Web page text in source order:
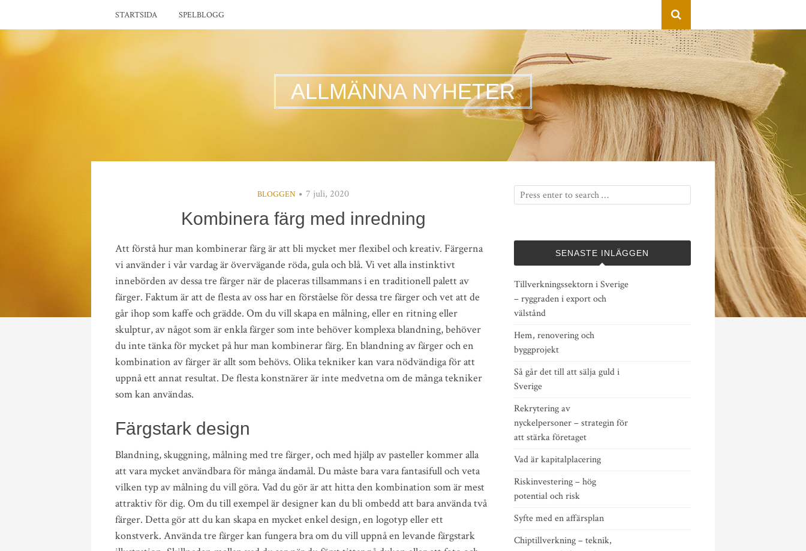
STARTSIDA SPELBLOGG
ALLMÄNNA NYHETER
BLOGGEN 7 juli, 2020
Kombinera färg med inredning
Att förstå hur man kombinerar färg är att bli mycket mer flexibel och kreativ. Färgerna
vi använder i vår vardag är övervägande röda, gula och blå. Vi vet alla instinktivt
innebörden av dessa tre färger när de placeras tillsammans i en traditionell palett av
färger. Faktum är att de flesta av oss har en förståelse för dessa tre färger och vet att de
går ihop som kaffe och grädde. Om du vill skapa en målning, eller en ritning eller
skulptur, av något som är enkla färger som inte behöver komplexa blandning, behöver
du inte tänka för mycket på hur man kombinerar färg. En blandning av färger och en
kombination av färger är allt som behövs. Olika tekniker kan vara nödvändiga för att
uppnå ett annat resultat. De flesta konstnärer är inte medvetna om de många tekniker
som kan användas.
Färgstark design
Blandning, skuggning, målning med tre färger, och med hjälp av pasteller kommer alla
att vara mycket användbara för många ändamål. Du måste bara vara fantasifull och veta
vilken typ av målning du vill göra. Vad du gör är att hitta den kombination som är mest
attraktiv för dig. Om du till exempel är designer kan du bli ombedd att bara använda två
färger. Detta gör att du kan skapa en mycket enkel design, en logotyp eller ett
konstverk. Använda tre färger kan fungera bra om du vill uppnå en levande färgstark
SENASTE INLÄGGEN
Tillverkningssektorn i Sverige
– ryggraden i export och
välstånd
Hem, renovering och
byggprojekt
Så går det till att sälja guld i
Sverige
Rekrytering av
nyckelpersoner – strategin för
att stärka företaget
Vad är kapitalplacering
Riskinvestering – hög
potential och risk
Syfte med en affärsplan
Chiptillverkning – teknik,